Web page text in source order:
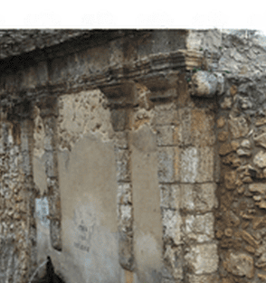
Français Deutsch Español